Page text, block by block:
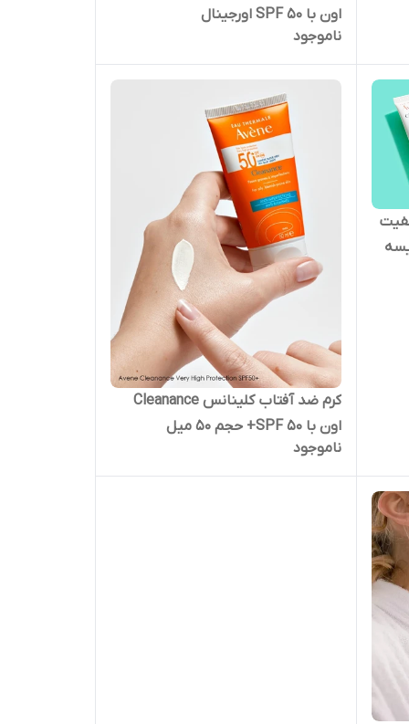
اون با SPF 50 اورجینال
ناموجود
کرم ضد آفتاب کلینانس Cleanance
اون با SPF 50+ حجم 50 میل
ناموجود